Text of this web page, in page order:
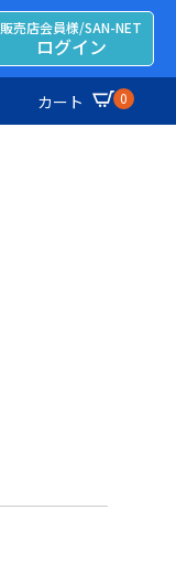
販売店会員様/SAN-NET
ログイン
カート 0